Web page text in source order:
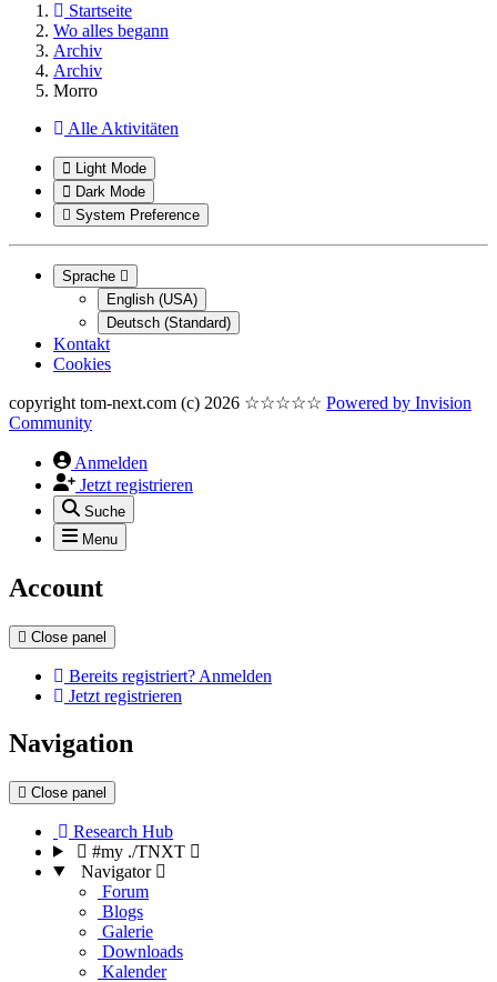
Startseite
Wo alles begann
Archiv
Archiv
Morro
Alle Aktivitäten
Light Mode
Dark Mode
System Preference
Sprache
English (USA)
Deutsch (Standard)
Kontakt
Cookies
copyright tom-next.com (c) 2026 ☆☆☆☆☆ Powered by Invision
Community
Anmelden
Jetzt registrieren
Suche
Menu
Account
Close panel
Bereits registriert? Anmelden
Jetzt registrieren
Navigation
Close panel
Research Hub
#my ./TNXT
Navigator
Forum
Blogs
Galerie
Downloads
Kalender